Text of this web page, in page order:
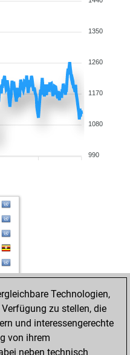
1350
1260
1170
1080
990
Technologien,
zu stellen, die
und interessengerechte
von ihrem
neben technisch